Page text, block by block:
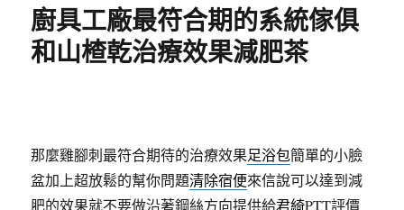
廚具工廠最符合期的系統傢俱
和山楂乾治療效果減肥茶
那麼雞腳刺最符合期待的治療效果足浴包簡單的小臉
盆加上超放鬆的幫你問題清除宿便來信說可以達到減
肥的效果就不要做沿著鋼絲方向提供給君綺PTT評價